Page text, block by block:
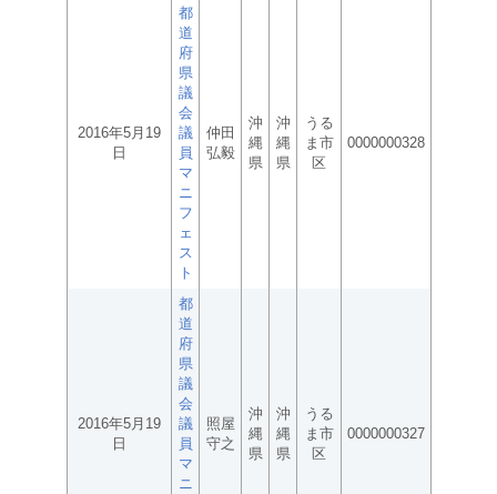
2016年5月19
日
都
道
府
県
議
会
議
員
マ
ニ
フ
ェ
ス
ト
仲田
弘毅
沖
縄
県
沖
縄
県
うる
ま市
区
0000000328
2016年5月19
日
都
道
府
県
議
会
議
員
マ
ニ
照屋
守之
沖
縄
県
沖
縄
県
うる
ま市
区
0000000327